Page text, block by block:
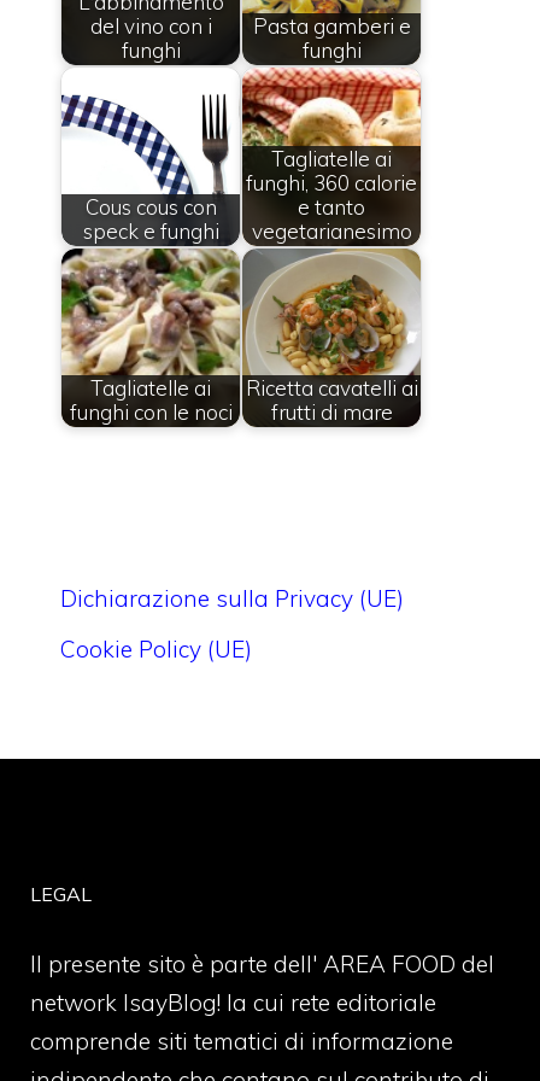
del vino con i
funghi
Pasta gamberi e
funghi
Cous cous con
speck e funghi
Tagliatelle ai
funghi, 360 calorie
e tanto
vegetarianesimo
Tagliatelle ai
funghi con le noci
Ricetta cavatelli ai
frutti di mare
Dichiarazione sulla Privacy (UE)
Cookie Policy (UE)
LEGAL
Il presente sito è parte dell' AREA FOOD del
network IsayBlog! la cui rete editoriale
comprende siti tematici di informazione